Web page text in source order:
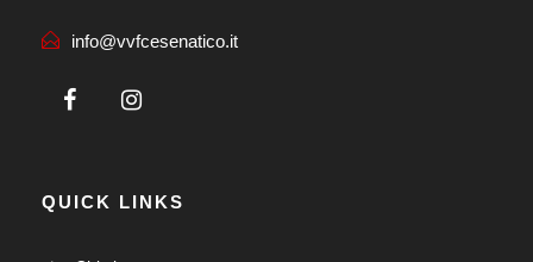
info@vvfcesenatico.it
QUICK LINKS